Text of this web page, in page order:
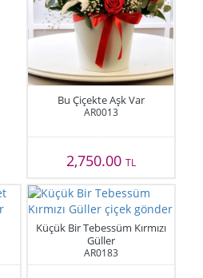
Bu Çiçekte Aşk Var
AR0013
2,750.00 TL
Küçük Bir Tebessüm Kırmızı
Güller
AR0183